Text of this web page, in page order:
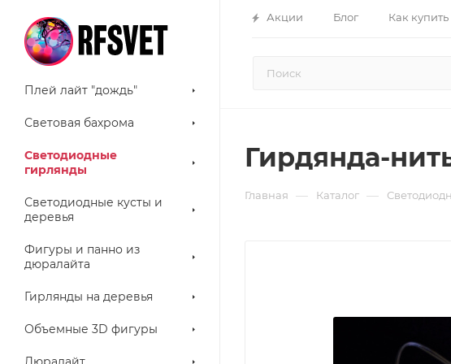
Акции Блог Как купить
Плей лайт "дождь"
Световая бахрома
Светодиодные
гирлянды
Светодиодные кусты и
деревья
Фигуры и панно из
дюралайта
Гирлянды на деревья
Объемные 3D фигуры
Гирдянда-
Главная — Каталог —